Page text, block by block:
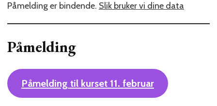
Påmelding er bindende. Slik bruker vi dine data
Påmelding
Påmelding til kurset 11. februar